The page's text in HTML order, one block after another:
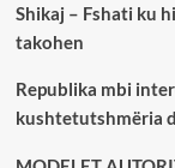
Shikaj – Fshati ku
takohen
Republika mbi
kushtetutshmëria